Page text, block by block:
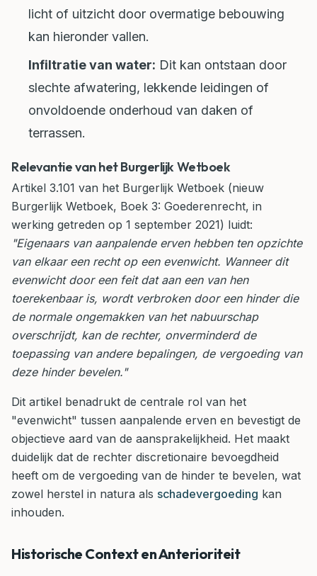
licht of uitzicht door overmatige bebouwing
kan hieronder vallen.
Infiltratie van water: Dit kan ontstaan door
slechte afwatering, lekkende leidingen of
onvoldoende onderhoud van daken of
terrassen.
Relevantie van het Burgerlijk Wetboek
Artikel 3.101 van het Burgerlijk Wetboek (nieuw
Burgerlijk Wetboek, Boek 3: Goederenrecht, in
werking getreden op 1 september 2021) luidt:
"Eigenaars van aanpalende erven hebben ten opzichte
van elkaar een recht op een evenwicht. Wanneer dit
evenwicht door een feit dat aan een van hen
toerekenbaar is, wordt verbroken door een hinder die
de normale ongemakken van het nabuurschap
overschrijdt, kan de rechter, onverminderd de
toepassing van andere bepalingen, de vergoeding van
deze hinder bevelen."
Dit artikel benadrukt de centrale rol van het
"evenwicht" tussen aanpalende erven en bevestigt de
objectieve aard van de aansprakelijkheid. Het maakt
duidelijk dat de rechter discretionaire bevoegdheid
heeft om de vergoeding van de hinder te bevelen, wat
zowel herstel in natura als schadevergoeding kan
inhouden.
Historische Context en Anterioriteit